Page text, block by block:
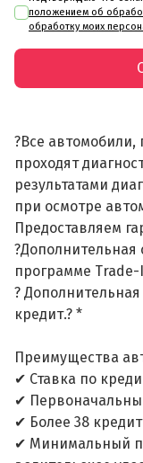
положением об
обработку моих
?Все
проходят
результатами
при осмотре
Предоставляем
программе
?
кредит.? *
Преимущества
✔ Ставка по
✔
✔ Более 38
✔ Минимальный